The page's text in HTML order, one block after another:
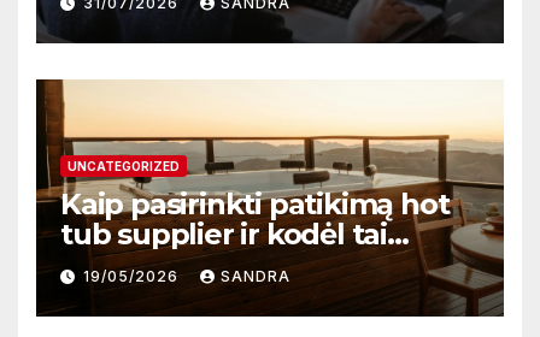
darbą
UNCATEGORIZED
Kaip pasirinkti patikimą hot
tub supplier ir kodėl tai
svarbu?
19/05/2026 SANDRA